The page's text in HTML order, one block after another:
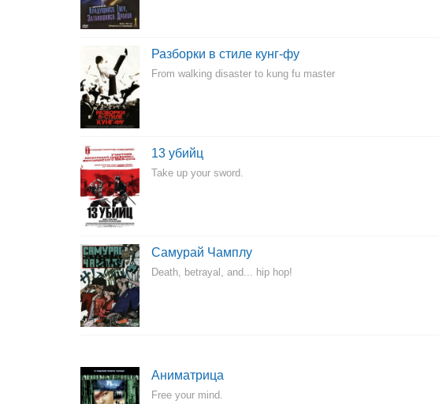
Разборки в стиле кунг-фу
From walking disaster to kung fu master
13 убийц
Take up your sword.
Самурай Чамплу
Death, betrayal, and... hip hop!
Аниматрица
Free your mind.